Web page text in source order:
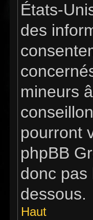
États-
des
mineurs
pourront
phpBB
donc pas
dessous.
Haut